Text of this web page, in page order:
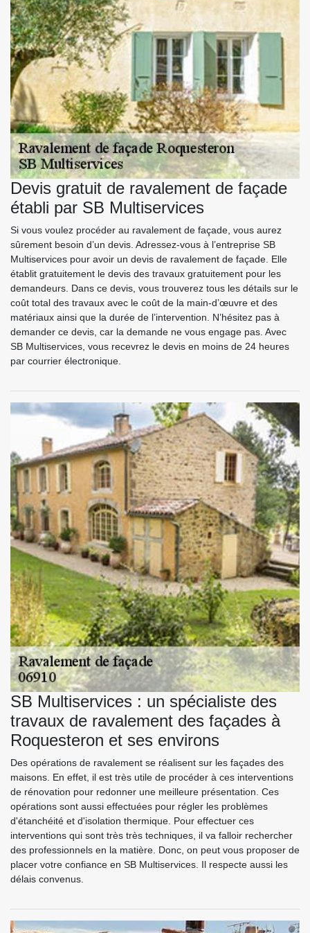
Devis gratuit de ravalement de façade
établi par SB Multiservices
Si vous voulez procéder au ravalement de façade, vous aurez
sûrement besoin d’un devis. Adressez-vous à l’entreprise SB
Multiservices pour avoir un devis de ravalement de façade. Elle
établit gratuitement le devis des travaux gratuitement pour les
demandeurs. Dans ce devis, vous trouverez tous les détails sur le
coût total des travaux avec le coût de la main-d’œuvre et des
matériaux ainsi que la durée de l’intervention. N’hésitez pas à
demander ce devis, car la demande ne vous engage pas. Avec
SB Multiservices, vous recevrez le devis en moins de 24 heures
par courrier électronique.
SB Multiservices : un spécialiste des
travaux de ravalement des façades à
Roquesteron et ses environs
Des opérations de ravalement se réalisent sur les façades des
maisons. En effet, il est très utile de procéder à ces interventions
de rénovation pour redonner une meilleure présentation. Ces
opérations sont aussi effectuées pour régler les problèmes
d'étanchéité et d'isolation thermique. Pour effectuer ces
interventions qui sont très très techniques, il va falloir rechercher
des professionnels en la matière. Donc, on peut vous proposer de
placer votre confiance en SB Multiservices. Il respecte aussi les
délais convenus.